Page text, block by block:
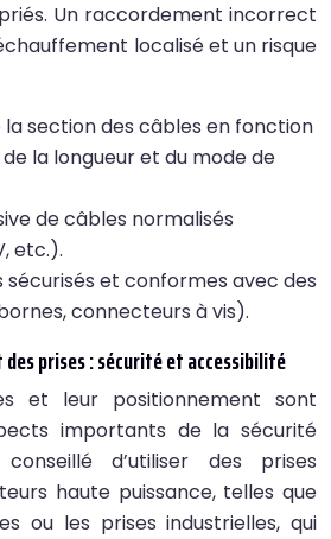
Un raccordement incorrect
localisé et un risque
section des câbles en fonction
la longueur et du mode de
de câbles normalisés
etc.).
et conformes avec des
connecteurs à vis).
prises : sécurité et accessibilité
et leur positionnement sont
importants de la sécurité
d’utiliser des prises
haute puissance, telles que
ou les prises industrielles, qui